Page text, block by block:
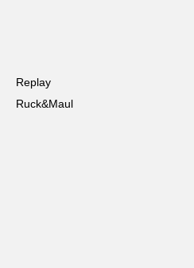
Replay
Ruck&Maul